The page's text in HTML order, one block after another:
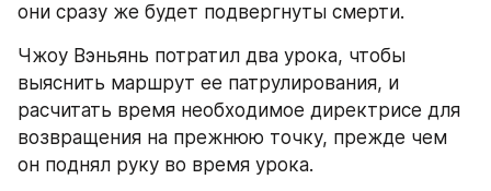
они сразу же будет подвергнуты смерти.
Чжоу Вэньянь потратил два урока, чтобы
выяснить маршрут ее патрулирования, и
расчитать время необходимое директрисе для
возвращения на прежнюю точку, прежде чем
он поднял руку во время урока.